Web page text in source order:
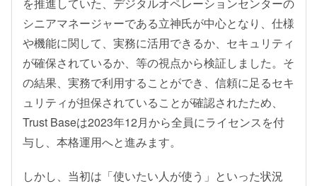
を推進していた、デジタルオペレーションセンターの
シニアマネージャーである立神氏が中心となり、仕様
や機能に関して、実務に活用できるか、セキュリティ
が確保されているか、等の視点から検証しました。そ
の結果、実務で利用することができ、信頼に足るセキ
ュリティが担保されていることが確認されたため、
Trust Baseは2023年12月から全員にライセンスを付
与し、本格運用へと進みます。
しかし、当初は「使いたい人が使う」といった状況